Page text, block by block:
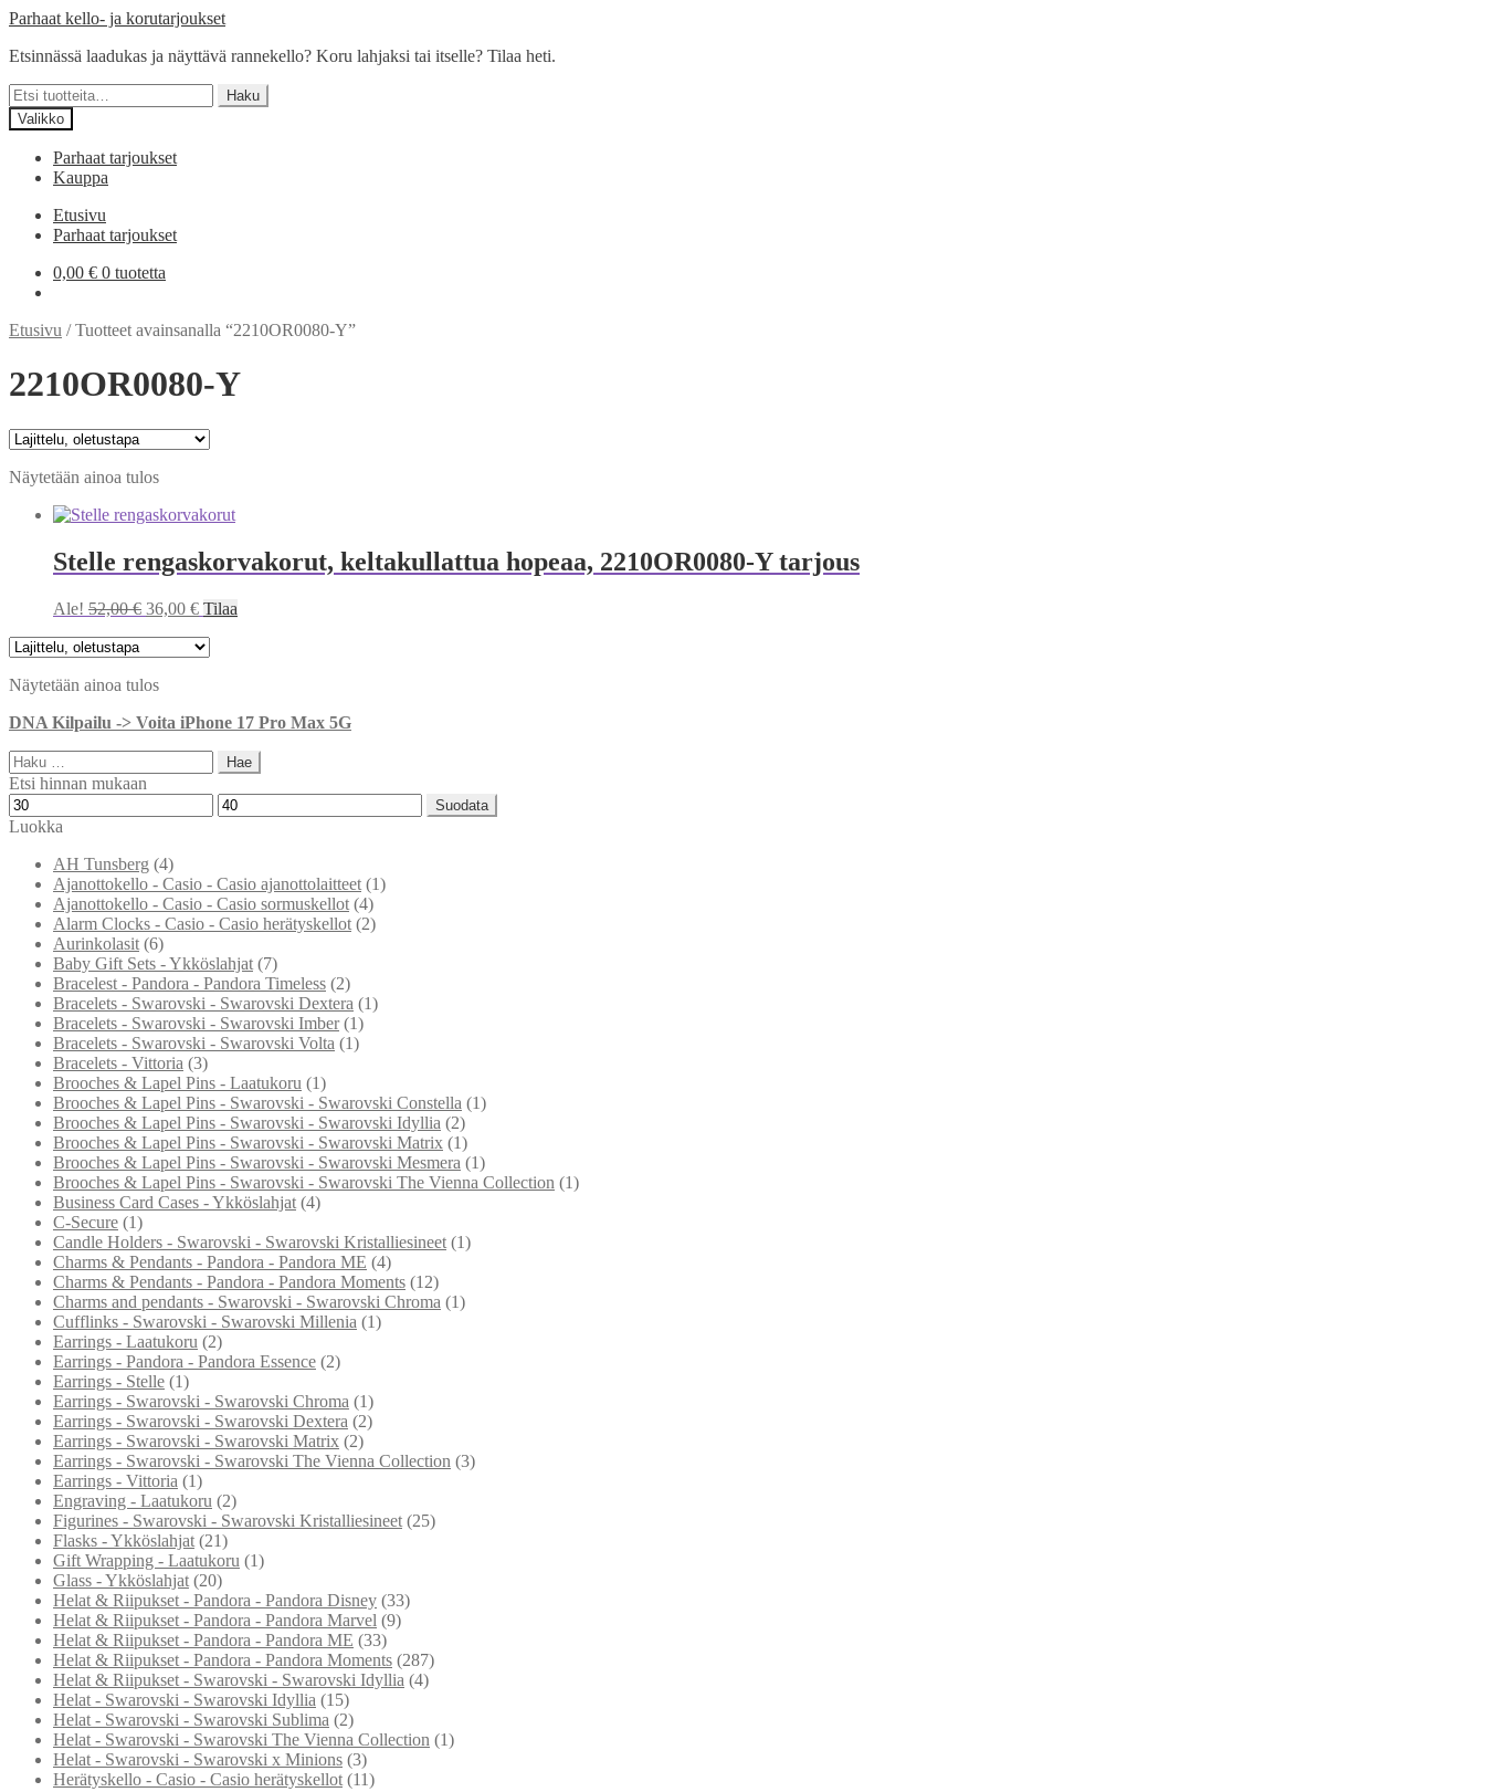
Siirry
Siirry
Parhaat kello- ja korutarjoukset
Etsinnässä laadukas ja näyttävä rannekello? Koru lahjaksi tai itselle? Tilaa heti.
Etsi:
Haku
Valikko
Parhaat tarjoukset
Kauppa
Etusivu
Parhaat tarjoukset
0,00 € 0 tuotetta
Etusivu /Tuotteet avainsanalla “2210OR0080-Y”
2210OR0080-Y
Näytetään ainoa tulos
Stelle rengaskorvakorut, keltakullattua hopeaa, 2210OR0080-Y tarjous
Ale! 52,00€ Alkuperäinen
36,00 €Nykyinen
on:
Tilaa
Näytetään ainoa tulos
DNA Kilpailu -> Voita iPhone 17 Pro Max 5G
Haku:
Etsi hinnan mukaan
Minimihinta
Maksimihinta Suodata
Luokka
AH Tunsberg (4)
Ajanottokello - Casio - Casio ajanottolaitteet (1)
Ajanottokello - Casio - Casio sormuskellot (4)
Alarm Clocks - Casio - Casio herätyskellot (2)
Aurinkolasit (6)
Baby Gift Sets - Ykköslahjat (7)
Bracelest - Pandora - Pandora Timeless (2)
Bracelets - Swarovski - Swarovski Dextera (1)
Bracelets - Swarovski - Swarovski Imber (1)
Bracelets - Swarovski - Swarovski Volta (1)
Bracelets - Vittoria (3)
Brooches & Lapel Pins - Laatukoru (1)
Brooches & Lapel Pins - Swarovski - Swarovski Constella (1)
Brooches & Lapel Pins - Swarovski - Swarovski Idyllia (2)
Brooches & Lapel Pins - Swarovski - Swarovski Matrix (1)
Brooches & Lapel Pins - Swarovski - Swarovski Mesmera (1)
Brooches & Lapel Pins - Swarovski - Swarovski The Vienna Collection (1)
Business Card Cases - Ykköslahjat (4)
C-Secure (1)
Candle Holders - Swarovski - Swarovski Kristalliesineet (1)
Charms & Pendants - Pandora - Pandora ME (4)
Charms & Pendants - Pandora - Pandora Moments (12)
Charms and pendants - Swarovski - Swarovski Chroma (1)
Cufflinks - Swarovski - Swarovski Millenia (1)
Earrings - Laatukoru (2)
Earrings - Pandora - Pandora Essence (2)
Earrings - Stelle (1)
Earrings - Swarovski - Swarovski Chroma (1)
Earrings - Swarovski - Swarovski Dextera (2)
Earrings - Swarovski - Swarovski Matrix (2)
Earrings - Swarovski - Swarovski The Vienna Collection (3)
Earrings - Vittoria (1)
Engraving - Laatukoru (2)
Figurines - Swarovski - Swarovski Kristalliesineet (25)
Flasks - Ykköslahjat (21)
Gift Wrapping - Laatukoru (1)
Glass - Ykköslahjat (20)
Helat & Riipukset - Pandora - Pandora Disney (33)
Helat & Riipukset - Pandora - Pandora Marvel (9)
Helat & Riipukset - Pandora - Pandora ME (33)
Helat & Riipukset - Pandora - Pandora Moments (287)
Helat & Riipukset - Swarovski - Swarovski Idyllia (4)
Helat - Swarovski - Swarovski Idyllia (15)
Helat - Swarovski - Swarovski Sublima (2)
Helat - Swarovski - Swarovski The Vienna Collection (1)
Helat - Swarovski - Swarovski x Minions (3)
Herätyskello - Casio - Casio herätyskellot (11)